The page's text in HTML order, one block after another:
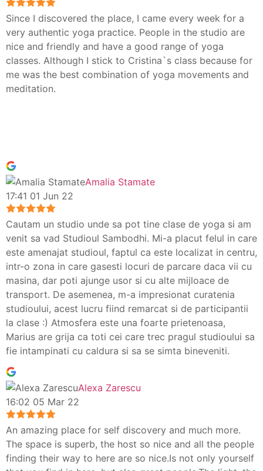
Since I discovered the place, I came every week for a
very authentic yoga practice. People in the studio are
nice and friendly and have a good range of yoga
classes. Although I stick to Cristina`s class because for
me was the best combination of yoga movements and
meditation.
Amalia Stamate
17:41 01 Jun 22
Cautam un studio unde sa pot tine clase de yoga si am
venit sa vad Studioul Sambodhi. Mi-a placut felul in care
este amenajat studioul, faptul ca este localizat in centru,
intr-o zona in care gasesti locuri de parcare daca vii cu
masina, dar poti ajunge usor si cu alte mijloace de
transport. De asemenea, m-a impresionat curatenia
studioului, acest lucru fiind remarcat si de participantii
la clase :) Atmosfera este una foarte prietenoasa,
Marius are grija ca toti cei care trec pragul studioului sa
fie intampinati cu caldura si sa se simta bineveniti.
Alexa Zarescu
16:02 05 Mar 22
An amazing place for self discovery and much more.
The space is superb, the host so nice and all the people
finding their way to here are so nice.Is not only yourself